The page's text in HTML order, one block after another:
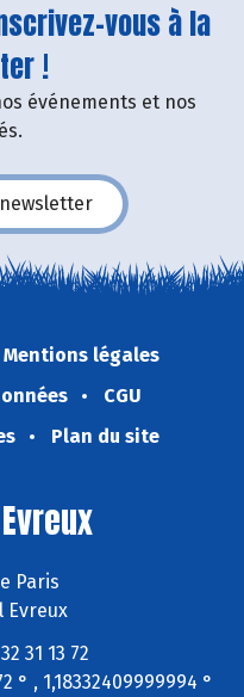
vous à la
!
événements et nos
Mentions légales
CGU
Plan du site
Paris
Evreux
31 13 72
° , 1,18332409999994 °